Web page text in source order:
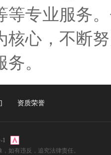
等专业服务
核心，不断
。
资质荣誉
1
如有违反，追究法律责任。